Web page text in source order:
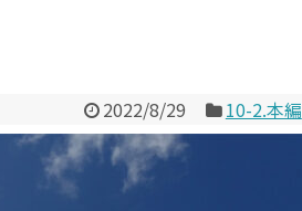
2022/8/29 10-2.本編